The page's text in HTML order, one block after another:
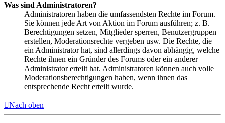
Was sind Administratoren?
Administratoren haben die umfassendsten Rechte im Forum.
Sie können jede Art von Aktion im Forum ausführen; z. B.
Berechtigungen setzen, Mitglieder sperren, Benutzergruppen
erstellen, Moderationsrechte vergeben usw. Die Rechte, die
ein Administrator hat, sind allerdings davon abhängig, welche
Rechte ihnen ein Gründer des Forums oder ein anderer
Administrator erteilt hat. Administratoren können auch volle
Moderationsberechtigungen haben, wenn ihnen das
entsprechende Recht erteilt wurde.
Nach oben